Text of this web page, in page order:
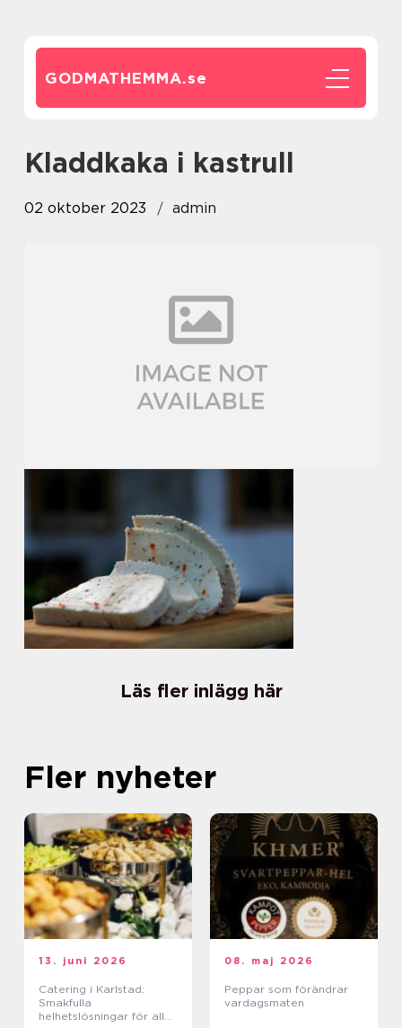
GODMATHEMMA.se
kladdkaka i kastrull
02 oktober 2023 admin
Läs fler inlägg här
Fler nyheter
13. juni 2026
Catering i Karlstad:
Smakfulla
helhetslösningar för alla
08. maj 2026
Peppar som förändrar
vardagsmaten